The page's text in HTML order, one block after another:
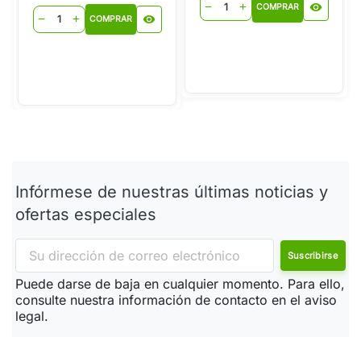
remove add COMPRAR visibility
remove add COMPRAR visibility
Infórmese de nuestras últimas noticias y
ofertas especiales
Puede darse de baja en cualquier momento. Para ello,
consulte nuestra información de contacto en el aviso
legal.